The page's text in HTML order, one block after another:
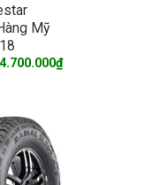
Mỹ
Original
4.700.000₫Current
price